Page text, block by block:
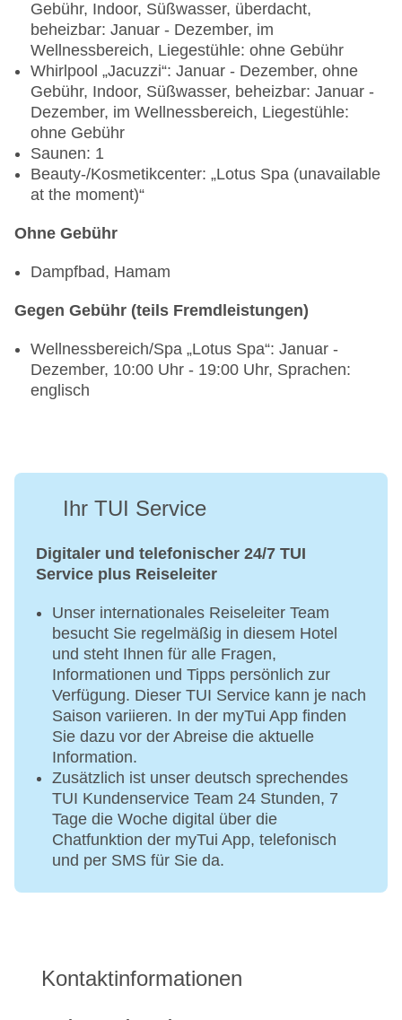
Gebühr, Indoor, Süßwasser, überdacht,
beheizbar: Januar - Dezember, im
Wellnessbereich, Liegestühle: ohne Gebühr
Whirlpool „Jacuzzi“: Januar - Dezember, ohne
Gebühr, Indoor, Süßwasser, beheizbar: Januar -
Dezember, im Wellnessbereich, Liegestühle:
ohne Gebühr
Saunen: 1
Beauty-/Kosmetikcenter: „Lotus Spa (unavailable
at the moment)“
Ohne Gebühr
Dampfbad, Hamam
Gegen Gebühr (teils Fremdleistungen)
Wellnessbereich/Spa „Lotus Spa“: Januar -
Dezember, 10:00 Uhr - 19:00 Uhr, Sprachen:
englisch
Ihr TUI Service
Digitaler und telefonischer 24/7 TUI
Service plus Reiseleiter
Unser internationales Reiseleiter Team
besucht Sie regelmäßig in diesem Hotel
und steht Ihnen für alle Fragen,
Informationen und Tipps persönlich zur
Verfügung. Dieser TUI Service kann je nach
Saison variieren. In der myTui App finden
Sie dazu vor der Abreise die aktuelle
Information.
Zusätzlich ist unser deutsch sprechendes
TUI Kundenservice Team 24 Stunden, 7
Tage die Woche digital über die
Chatfunktion der myTui App, telefonisch
und per SMS für Sie da.
Kontaktinformationen